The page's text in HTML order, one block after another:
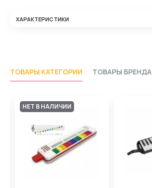
ХАРАКТЕРИСТИКИ
ТОВАРЫ КАТЕГОРИИ ТОВАРЫ БРЕНДА
НЕТ В НАЛИЧИИ